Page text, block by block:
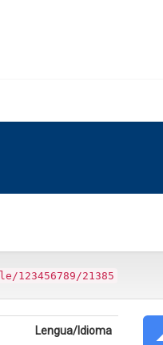
21385
Lengua/Idioma